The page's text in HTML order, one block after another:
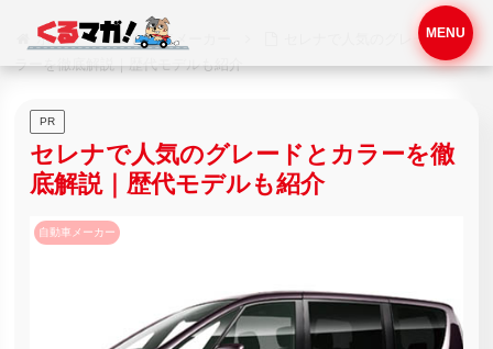
ホーム 自動車メーカー
セレナで人気のグレードとカ
ラーを徹底解説｜歴代モデルも紹介
PR
セレナで人気のグレードとカラーを徹
底解説｜歴代モデルも紹介
自動車メーカー
MENU